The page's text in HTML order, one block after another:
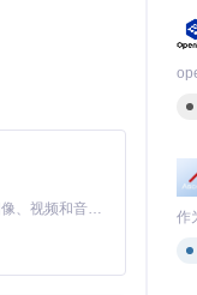
MiniMax H3 是一个通用的全模态生成系统。它支持对由文本、图像、视频和音频组成的多模态上下文进行统一理解，并能生成分辨率高达 2K、时长可达 15 秒的带原生立体声音频的视频。得益于面向任务泛化的系统设计，H3 在预训练阶段就已具备广泛的多模态上下文理解与生成能力，能够出色地执行复杂的多模态指令。